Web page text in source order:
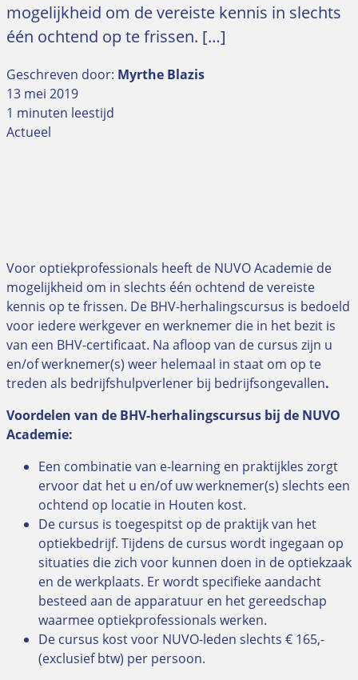
mogelijkheid om de vereiste kennis in slechts
één ochtend op te frissen. […]
Geschreven door: Myrthe Blazis
13 mei 2019
1 minuten leestijd
Actueel
Voor optiekprofessionals heeft de NUVO Academie de
mogelijkheid om in slechts één ochtend de vereiste
kennis op te frissen. De BHV-herhalingscursus is bedoeld
voor iedere werkgever en werknemer die in het bezit is
van een BHV-certificaat. Na afloop van de cursus zijn u
en/of werknemer(s) weer helemaal in staat om op te
treden als bedrijfshulpverlener bij bedrijfsongevallen.
Voordelen van de BHV-herhalingscursus bij de NUVO
Academie:
Een combinatie van e-learning en praktijkles zorgt
ervoor dat het u en/of uw werknemer(s) slechts een
ochtend op locatie in Houten kost.
De cursus is toegespitst op de praktijk van het
optiekbedrijf. Tijdens de cursus wordt ingegaan op
situaties die zich voor kunnen doen in de optiekzaak
en de werkplaats. Er wordt specifieke aandacht
besteed aan de apparatuur en het gereedschap
waarmee optiekprofessionals werken.
De cursus kost voor NUVO-leden slechts € 165,-
(exclusief btw) per persoon.